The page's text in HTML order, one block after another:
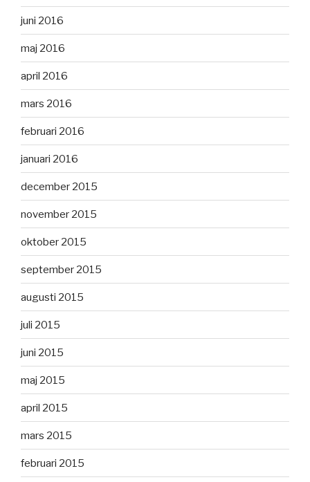
juni 2016
maj 2016
april 2016
mars 2016
februari 2016
januari 2016
december 2015
november 2015
oktober 2015
september 2015
augusti 2015
juli 2015
juni 2015
maj 2015
april 2015
mars 2015
februari 2015